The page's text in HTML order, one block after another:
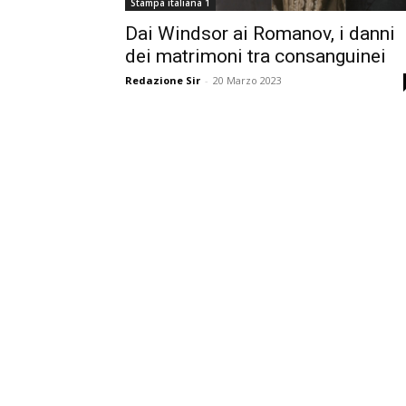
Stampa italiana 1
Dai Windsor ai Romanov, i danni
dei matrimoni tra consanguinei
Redazione Sir - 20 Marzo 2023